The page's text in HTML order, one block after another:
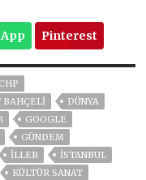
Pinterest
CHP
BAHÇELİ
DÜNYA
GOOGLE
GÜNDEM
İLLER
ISTANBUL
KÜLTÜR SANAT